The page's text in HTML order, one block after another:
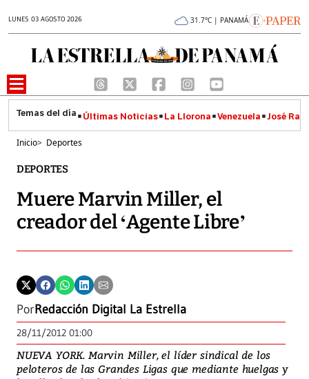
LUNES 03 AGOSTO 2026 31.7°C | PANAMÁ
Últimas Noticias La Llorona Venezuela José
Inicio> Deportes
DEPORTES
Muere Marvin Miller, el
creador del ‘Agente Libre’
PorRedacción Digital La Estrella
28/11/2012 01:00
NUEVA YORK. Marvin Miller, el líder sindical de los
peloteros de las Grandes Ligas que mediante huelgas y